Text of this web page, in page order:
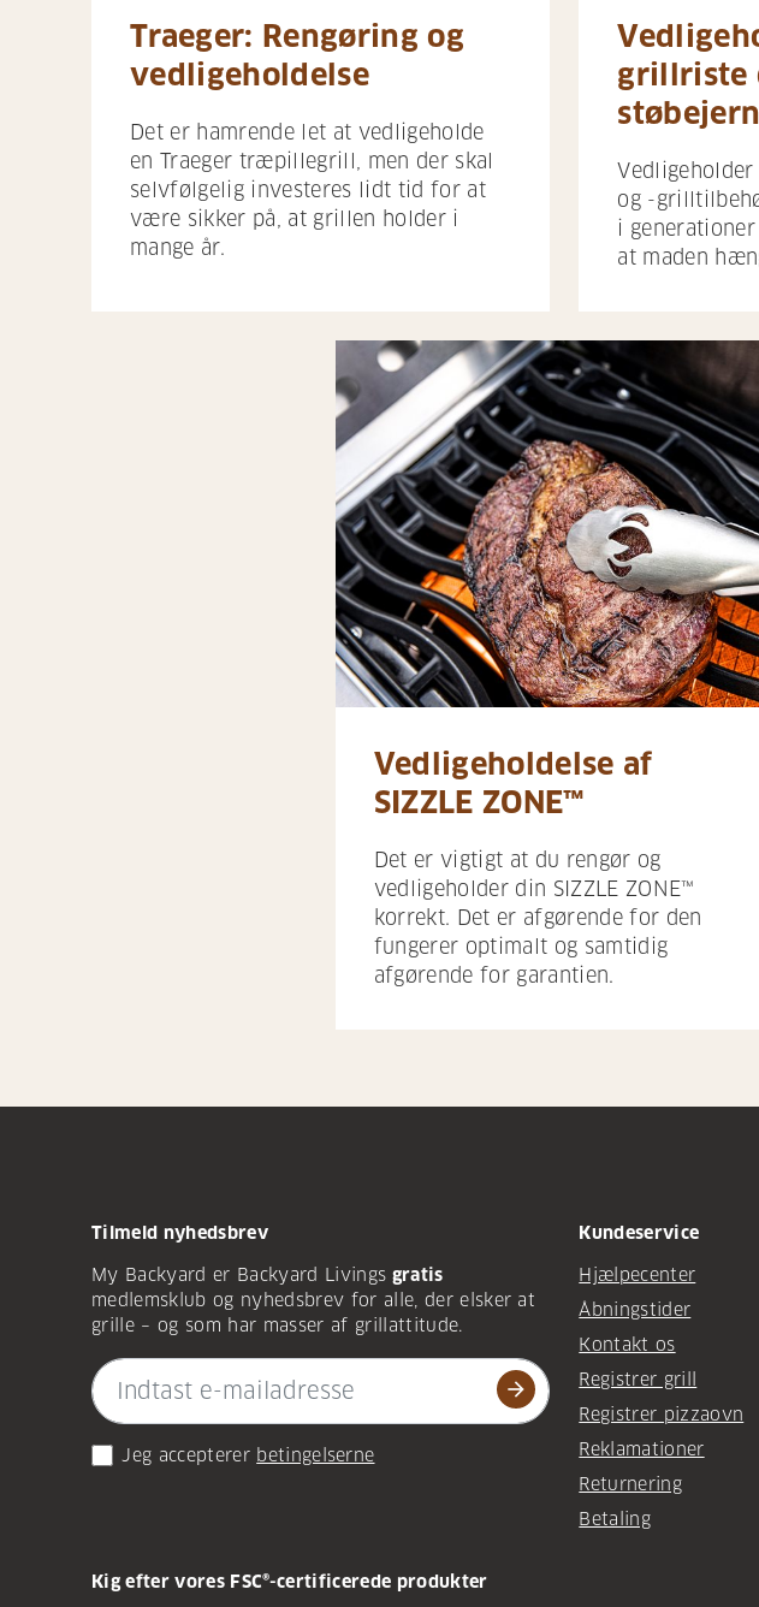
Traeger: Rengøring og
vedligeholdelse
Det er hamrende let at vedligeholde
en Traeger træpillegrill, men der skal
selvfølgelig investeres lidt tid for at
være sikker på, at grillen holder i
mange år.
grillriste
støbejern
og -
i
at maden
Vedligeholdelse af
SIZZLE ZONE™
Det er vigtigt at du rengør og
vedligeholder din SIZZLE ZONE™
korrekt. Det er afgørende for den
fungerer optimalt og samtidig
afgørende for garantien.
Tilmeld nyhedsbrev
My Backyard er Backyard Livings gratis
medlemsklub og nyhedsbrev for alle, der elsker at
grille – og som har masser af grillattitude.
arrow_forward
Jeg accepterer betingelserne
Kundeservice
Hjælpecenter
Åbningstider
Kontakt os
Registrer grill
Registrer pizzaovn
Reklamationer
Returnering
Betaling
Kig efter vores FSC®-certificerede produkter